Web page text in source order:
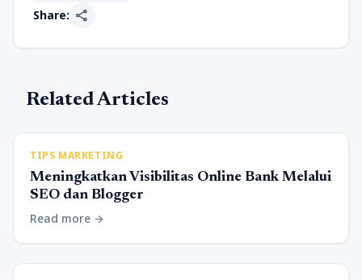
Share: share
Related Articles
TIPS MARKETING
Meningkatkan Visibilitas Online Bank Melalui
SEO dan Blogger
Read more arrow_forward